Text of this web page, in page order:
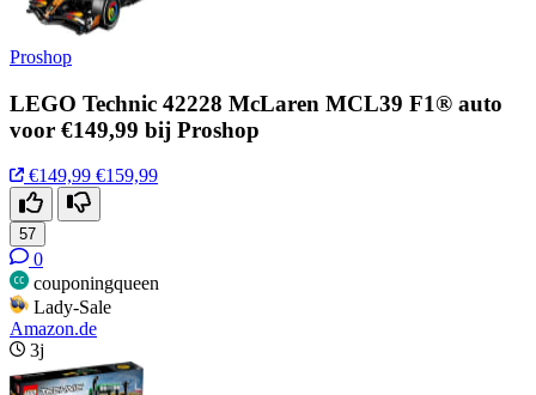
Proshop
LEGO Technic 42228 McLaren MCL39 F1® auto
voor €149,99 bij Proshop
€149,99 €159,99
57
0
couponingqueen
Lady-Sale
Amazon.de
3j